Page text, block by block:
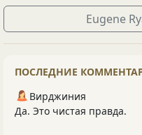
Eugene
ПОСЛЕДНИЕ
Вирджиния
Да. Это чистая правда.